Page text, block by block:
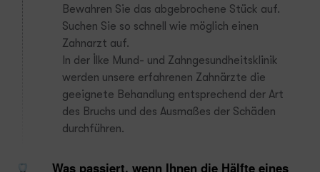
Bewahren Sie das abgebrochene Stück auf.
Suchen Sie so schnell wie möglich einen
Zahnarzt auf.
In der İlke Mund- und Zahngesundheitsklinik
werden unsere erfahrenen Zahnärzte die
geeignete Behandlung entsprechend der Art
des Bruchs und des Ausmaßes der Schäden
durchführen.
Was passiert, wenn Ihnen die Hälfte eines